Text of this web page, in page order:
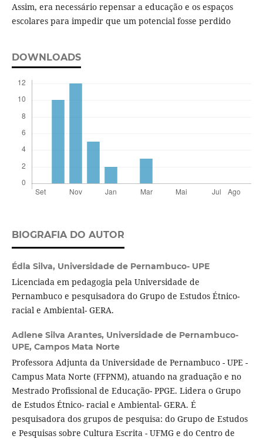
Assim, era necessário repensar a educação e os espaços
escolares para impedir que um potencial fosse perdido
DOWNLOADS
BIOGRAFIA DO AUTOR
Édla Silva, Universidade de Pernambuco- UPE
Licenciada em pedagogia pela Universidade de
Pernambuco e pesquisadora do Grupo de Estudos Étnico-
racial e Ambiental- GERA.
Adlene Silva Arantes, Universidade de Pernambuco-
UPE, Campos Mata Norte
Professora Adjunta da Universidade de Pernambuco - UPE -
Campus Mata Norte (FFPNM), atuando na graduação e no
Mestrado Profissional de Educação- PPGE. Lidera o Grupo
de Estudos Étnico- racial e Ambiental- GERA. É
pesquisadora dos grupos de pesquisa: do Grupo de Estudos
e Pesquisas sobre Cultura Escrita - UFMG e do Centro de